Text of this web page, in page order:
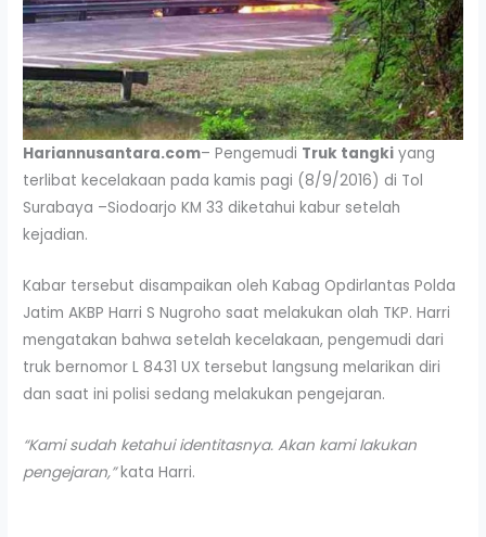
Hariannusantara.com– Pengemudi Truk tangki yang
terlibat kecelakaan pada kamis pagi (8/9/2016) di Tol
Surabaya –Siodoarjo KM 33 diketahui kabur setelah
kejadian.
Kabar tersebut disampaikan oleh Kabag Opdirlantas Polda
Jatim AKBP Harri S Nugroho saat melakukan olah TKP. Harri
mengatakan bahwa setelah kecelakaan, pengemudi dari
truk bernomor L 8431 UX tersebut langsung melarikan diri
dan saat ini polisi sedang melakukan pengejaran.
“Kami sudah ketahui identitasnya. Akan kami lakukan
pengejaran,”kata Harri.